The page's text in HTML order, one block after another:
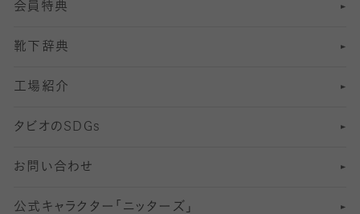
13分丈レギンス
Sサイズ（22～25cm）
Mサイズ（25～27cm）
Lサイズ（27～29cm）
足の疲れ対策
足の臭い対策
冷え対策
靴ずれ対策
快適な睡眠対策
会員特典
靴下辞典
工場紹介
タビオのSDGs
お問い合わせ
公式キャラクター「ニッターズ」